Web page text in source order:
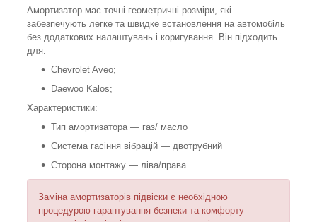
Амортизатор має точні геометричні розміри, які
забезпечують легке та швидке встановлення на автомобіль
без додаткових налаштувань і коригування. Він підходить
для:
Chevrolet Aveo;
Daewoo Kalos;
Характеристики:
Тип амортизатора — газ/ масло
Система гасіння вібрацій — двотрубний
Сторона монтажу — ліва/права
Заміна амортизаторів підвіски є необхідною
процедурою гарантування безпеки та комфорту